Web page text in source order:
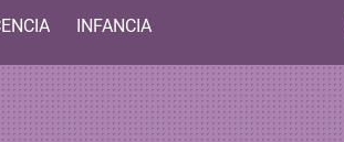
INFANCIA